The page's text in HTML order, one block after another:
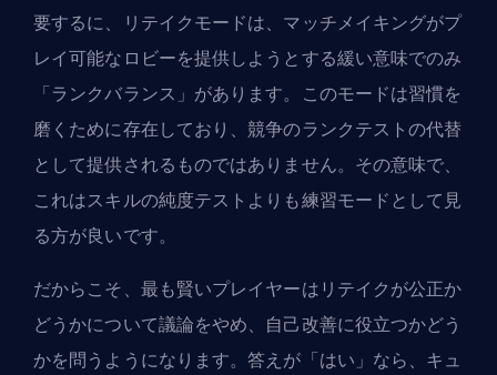
要するに、リテイクモードは、マッチメイキングがプ
レイ可能なロビーを提供しようとする緩い意味でのみ
「ランクバランス」があります。このモードは習慣を
磨くために存在しており、競争のランクテストの代替
として提供されるものではありません。その意味で、
これはスキルの純度テストよりも練習モード として見
る方が良いです。
だからこそ、最も賢いプレイヤーはリテイクが公正か
どうかについて議論をやめ、自己改善に役立つかどう
かを問うようになります。答えが「はい」なら、キュ